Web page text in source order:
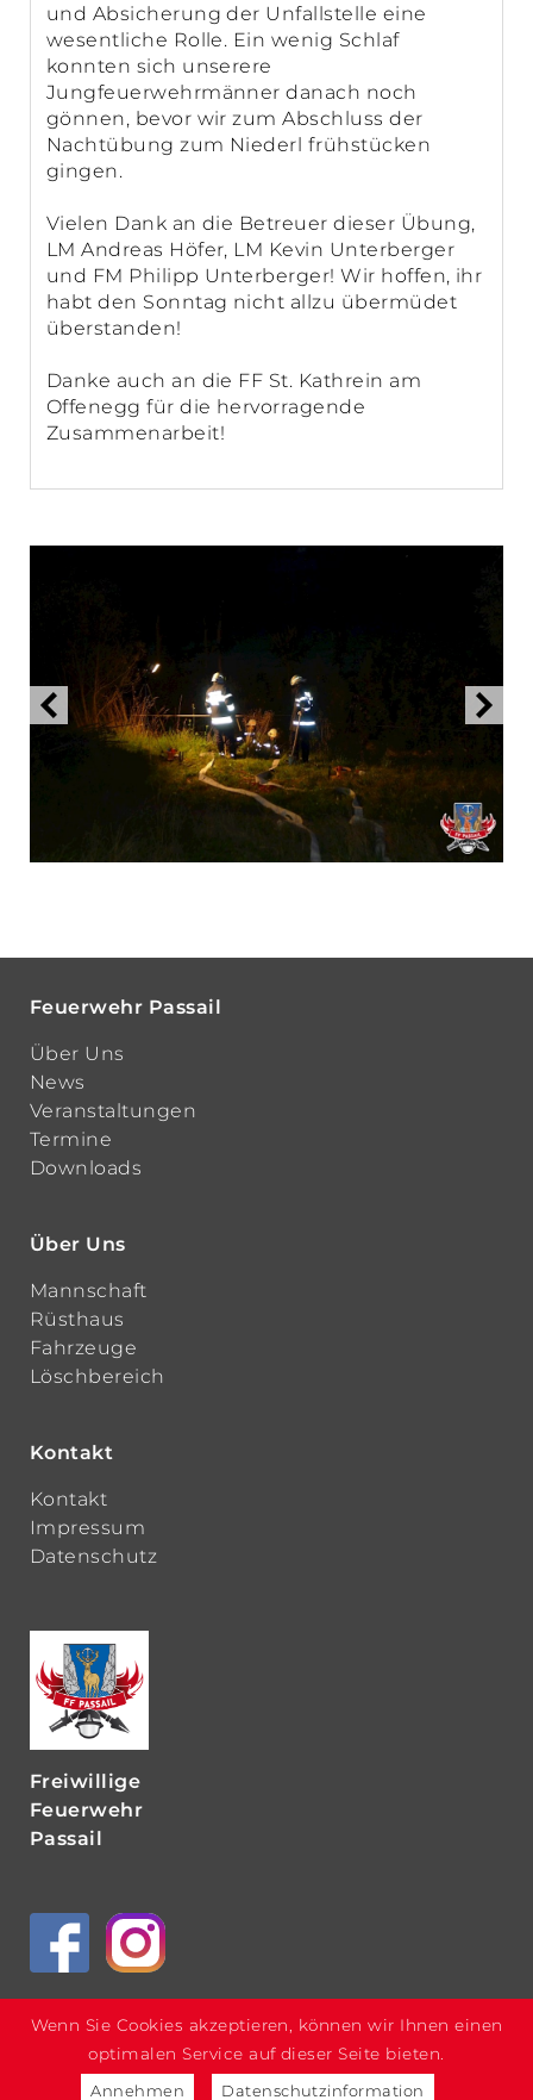
Wenn Sie Cookies akzeptieren, können wir Ihnen einen
optimalen Service auf dieser Seite bieten.
Annehmen
Datenschutzinformation
und Absicherung der Unfallstelle eine
wesentliche Rolle. Ein wenig Schlaf
konnten sich unserere
Jungfeuerwehrmänner danach noch
gönnen, bevor wir zum Abschluss der
Nachtübung zum Niederl frühstücken
gingen.
Vielen Dank an die Betreuer dieser Übung,
LM Andreas Höfer, LM Kevin Unterberger
und FM Philipp Unterberger! Wir hoffen, ihr
habt den Sonntag nicht allzu übermüdet
überstanden!
Danke auch an die FF St. Kathrein am
Offenegg für die hervorragende
Zusammenarbeit!
Feuerwehr Passail
Über Uns
News
Veranstaltungen
Termine
Downloads
Über Uns
Mannschaft
Rüsthaus
Fahrzeuge
Löschbereich
Kontakt
Kontakt
Impressum
Datenschutz
Freiwillige
Feuerwehr
Passail